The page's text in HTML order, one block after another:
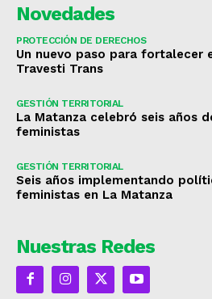
Novedades
PROTECCIÓN DE DERECHOS
Un nuevo paso para fortalecer
Travesti Trans
GESTIÓN TERRITORIAL
La Matanza celebró seis años
feministas
GESTIÓN TERRITORIAL
Seis años implementando
feministas en La Matanza
Nuestras Redes